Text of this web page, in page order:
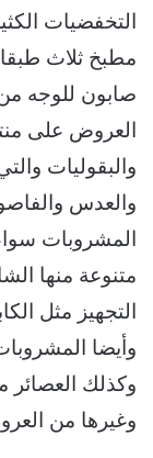
التخفضيات
العروض على
والبقوليات
والعدس
المشروبات
متنوعة منها
التجهيز مثل
وأيضا
وكذلك العصائر
وغيرها من